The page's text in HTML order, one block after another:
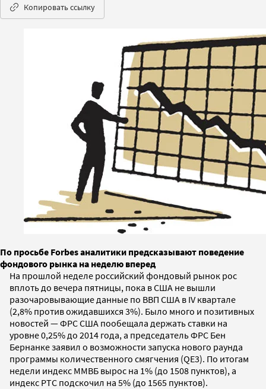
Копировать ссылку
По просьбе Forbes аналитики предсказывают поведение
фондового рынка на неделю вперед
На прошлой неделе российский фондовый рынок рос
вплоть до вечера пятницы, пока в США не вышли
разочаровывающие данные по ВВП США в IV квартале
(2,8% против ожидавшихся 3%). Было много и позитивных
новостей — ФРС США пообещала держать ставки на
уровне 0,25% до 2014 года, а председатель ФРС Бен
Бернанке заявил о возможности запуска нового раунда
программы количественного смягчения (QE3). По итогам
недели индекс ММВБ вырос на 1% (до 1508 пунктов), а
индекс РТС подскочил на 5% (до 1565 пунктов).